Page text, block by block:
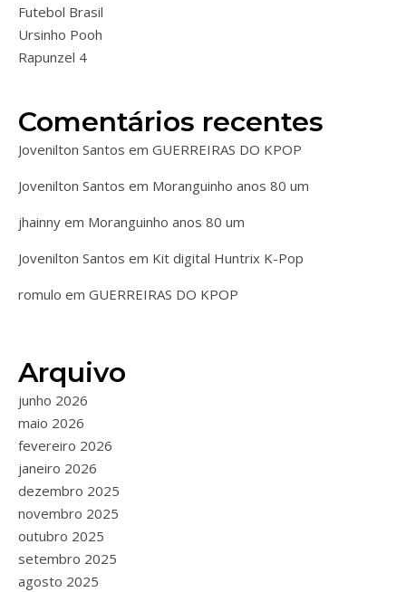
Futebol Brasil
Ursinho Pooh
Rapunzel 4
Comentários recentes
Jovenilton Santos em GUERREIRAS DO KPOP
Jovenilton Santos em Moranguinho anos 80 um
jhainny em Moranguinho anos 80 um
Jovenilton Santos em Kit digital Huntrix K-Pop
romulo em GUERREIRAS DO KPOP
Arquivo
junho 2026
maio 2026
fevereiro 2026
janeiro 2026
dezembro 2025
novembro 2025
outubro 2025
setembro 2025
agosto 2025